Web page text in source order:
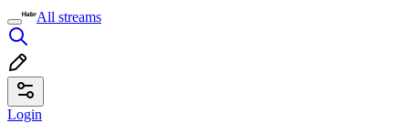
All streams
Login